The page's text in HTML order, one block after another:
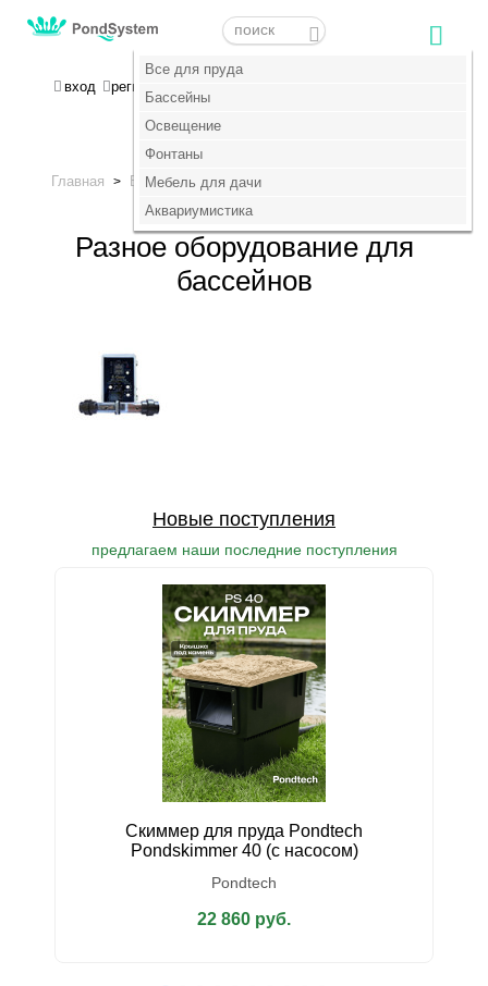
Все для пруда
Бассейны
Освещение
Фонтаны
Мебель для дачи
Аквариумистика
Все для пруда
Бассейны
Освещение
Фонтаны
Мебель для дачи
Аквариумистика
вход регистрация
+7 (495) 647-14-07
Главная > Бассейны > Разное оборудование для бассейнов
Разное оборудование для
бассейнов
Новые поступления
предлагаем наши последние поступления
Скиммер для пруда Pondtech
Pondskimmer 40 (с насосом)
Pondtech
22 860 руб.